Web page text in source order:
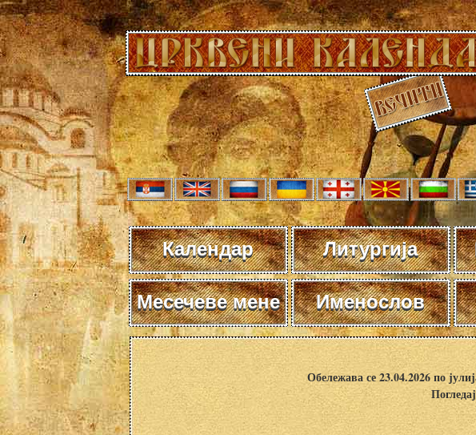
Календар Литургија
Месечеве мене Именослов
Обележава се 23.04.2026 по